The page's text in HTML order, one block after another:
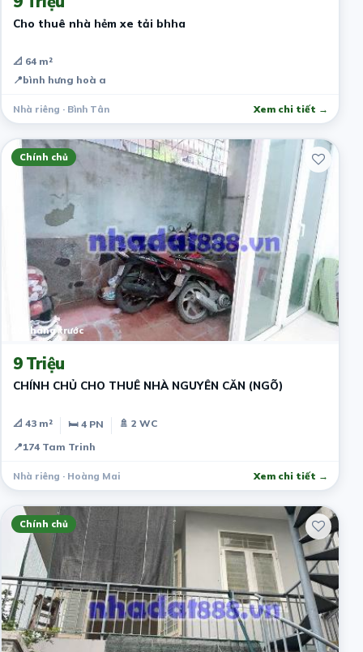
Cho thuê nhà hẻm xe tải bhha
📐 64 m²
📍bình hưng hoà a
Nhà riêng · Bình Tân Xem chi tiết →
Chính chủ
10 tháng trước
9 Triệu
CHÍNH CHỦ CHO THUÊ NHÀ NGUYÊN CĂN (NGÕ)
📐 43 m² 🛏 4 PN
🚿 2 WC
📍174 Tam Trinh
Nhà riêng · Hoàng Mai Xem chi tiết →
Chính chủ